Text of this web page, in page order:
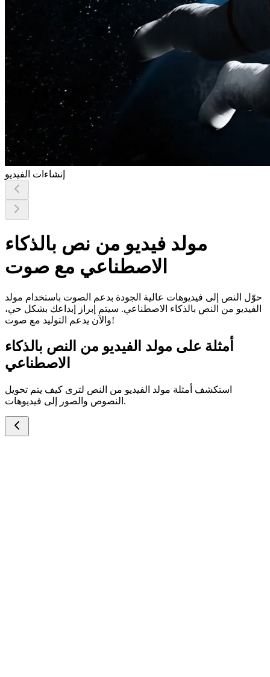
إنشاءات الفيديو
مولد فيديو من نص بالذكاء
الاصطناعي مع صوت
حوّل النص إلى فيديوهات عالية الجودة بدعم الصوت باستخدام مولد
الفيديو من النص بالذكاء الاصطناعي. سيتم إبراز إبداعك بشكل حي،
والآن يدعم التوليد مع صوت!
أمثلة على مولد الفيديو من النص بالذكاء
الاصطناعي
استكشف أمثلة مولد الفيديو من النص لترى كيف يتم تحويل
النصوص والصور إلى فيديوهات.